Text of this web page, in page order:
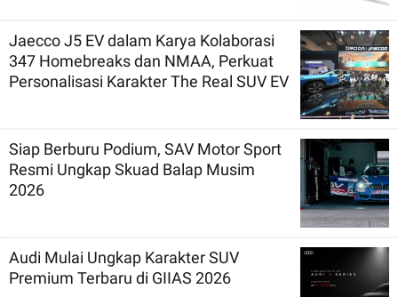
Jaecco J5 EV dalam Karya Kolaborasi
347 Homebreaks dan NMAA, Perkuat
Personalisasi Karakter The Real SUV EV
Siap Berburu Podium, SAV Motor Sport
Resmi Ungkap Skuad Balap Musim
2026
Audi Mulai Ungkap Karakter SUV
Premium Terbaru di GIIAS 2026